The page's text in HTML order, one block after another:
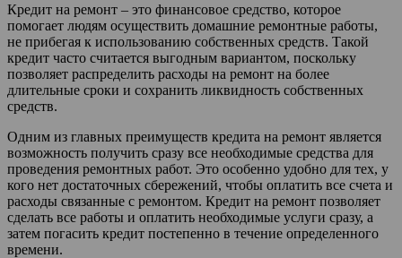
Кредит на ремонт – это финансовое средство, которое
помогает людям осуществить домашние ремонтные работы,
не прибегая к использованию собственных средств. Такой
кредит часто считается выгодным вариантом, поскольку
позволяет распределить расходы на ремонт на более
длительные сроки и сохранить ликвидность собственных
средств.
Одним из главных преимуществ кредита на ремонт является
возможность получить сразу все необходимые средства для
проведения ремонтных работ. Это особенно удобно для тех, у
кого нет достаточных сбережений, чтобы оплатить все счета и
расходы связанные с ремонтом. Кредит на ремонт позволяет
сделать все работы и оплатить необходимые услуги сразу, а
затем погасить кредит постепенно в течение определенного
времени.